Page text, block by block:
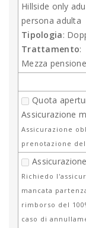
Hillside only
persona adulta
Tipologia:
Trattamento:
Mezza pensione
Quota
Assicurazione
Assicurazione
prenotazione
Richiedo
mancata
rimborso del
caso di